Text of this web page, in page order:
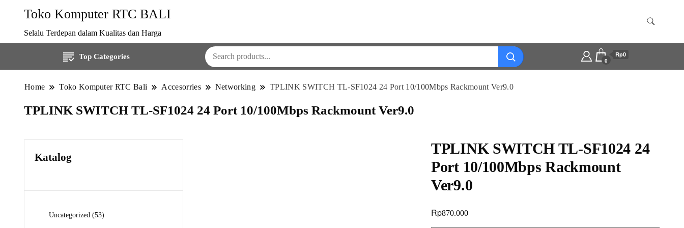
Toko Komputer RTC BALI
Selalu Terdepan dalam Kualitas dan Harga
Top Categories 0
Rp0
Home Toko Komputer RTC Bali Accesorries Networking TPLINK SWITCH TL-SF1024 24 Port 10/100Mbps Rackmount Ver9.0
TPLINK SWITCH TL-SF1024 24 Port 10/100Mbps Rackmount Ver9.0
TPLINK SWITCH TL-SF1024 24
Port 10/100Mbps Rackmount
Ver9.0
Rp870.000
Katalog
Uncategorized 5353